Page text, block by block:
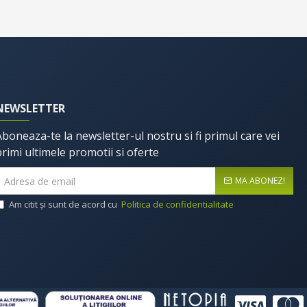
te la newsletter-ul nostru si fi primul care vei
ultimele promotii si oferte
MA ABONEZ!
Am citit şi sunt de acord cu Politica de confidentialitate